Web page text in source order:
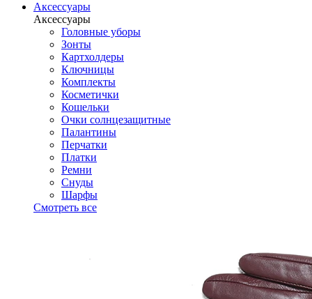
Аксессуары
Аксессуары
Головные уборы
Зонты
Картхолдеры
Ключницы
Комплекты
Косметички
Кошельки
Очки солнцезащитные
Палантины
Перчатки
Платки
Ремни
Снуды
Шарфы
Смотреть все